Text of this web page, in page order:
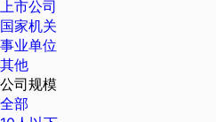
上市公司
国家机关
事业单位
其他
公司规模
全部